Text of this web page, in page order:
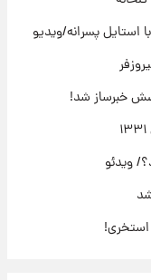
پسرانه/ویدیو
خبرساز شد!
ویدئو